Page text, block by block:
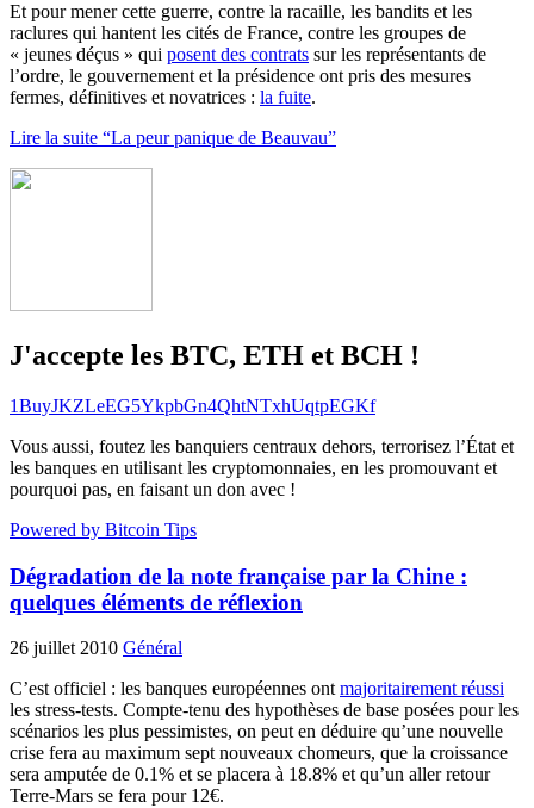
Et pour mener cette guerre, contre la racaille, les bandits et les
raclures qui hantent les cités de France, contre les groupes de
« jeunes déçus » qui posent des contrats sur les représentants de
l’ordre, le gouvernement et la présidence ont pris des mesures
fermes, définitives et novatrices : la fuite.
Lire la suite “La peur panique de Beauvau”
J'accepte les BTC, ETH et BCH !
1BuyJKZLeEG5YkpbGn4QhtNTxhUqtpEGKf
Vous aussi, foutez les banquiers centraux dehors, terrorisez l’État et
les banques en utilisant les cryptomonnaies, en les promouvant et
pourquoi pas, en faisant un don avec !
Powered by Bitcoin Tips
Dégradation de la note française par la Chine :
quelques éléments de réflexion
26 juillet 2010 Général
C’est officiel : les banques européennes ont majoritairement réussi
les stress-tests. Compte-tenu des hypothèses de base posées pour les
scénarios les plus pessimistes, on peut en déduire qu’une nouvelle
crise fera au maximum sept nouveaux chomeurs, que la croissance
sera amputée de 0.1% et se placera à 18.8% et qu’un aller retour
Terre-Mars se fera pour 12€.